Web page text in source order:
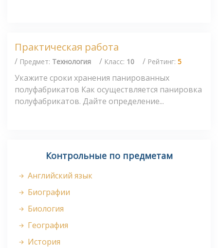
Практическая работа
/ Предмет: Технология / Класс: 10 / Рейтинг: 5
Укажите сроки хранения панированных
полуфабрикатов Как осуществляется панировка
полуфабрикатов. Дайте определение...
Контрольные по предметам
Английский язык
Биографии
Биология
География
История